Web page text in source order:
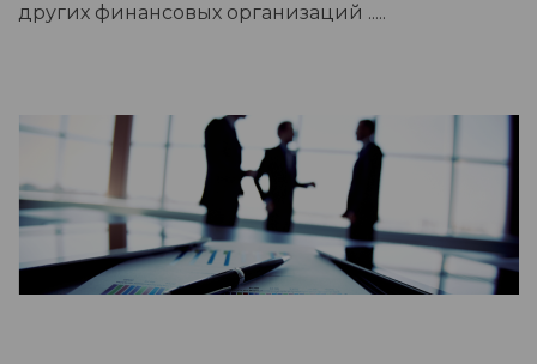
других финансовых организаций .....